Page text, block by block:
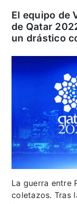
El equipo de
de Qatar
un drástico
La guerra entre
coletazos. Tras